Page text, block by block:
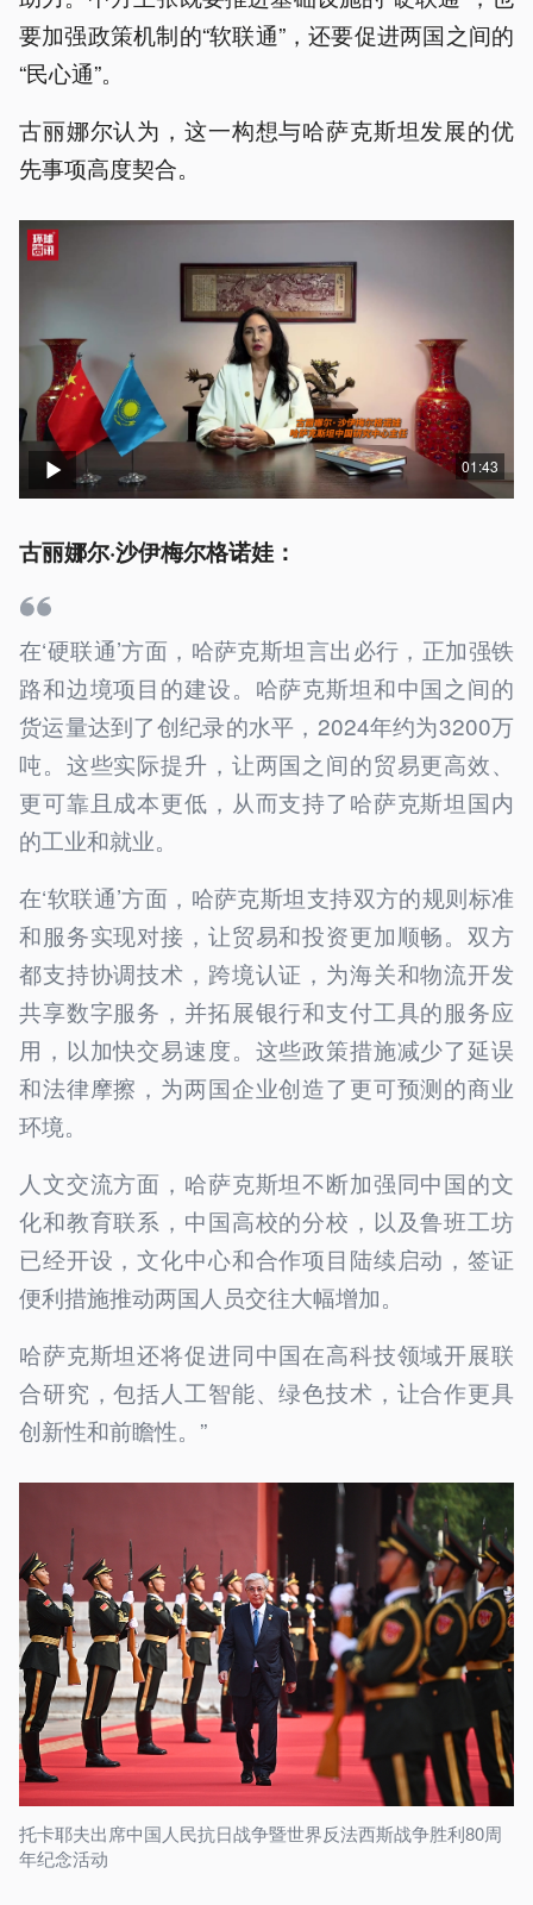
要加强政策机制的“软联通”，还要促进两国之间的
“民心通”。
古丽娜尔认为，这一构想与哈萨克斯坦发展的优
先事项高度契合。
01:43
古丽娜尔·沙伊梅尔格诺娃：
在‘硬联通’方面，哈萨克斯坦言出必行，正加强铁
路和边境项目的建设。哈萨克斯坦和中国之间的
货运量达到了创纪录的水平，2024年约为3200万
吨。这些实际提升，让两国之间的贸易更高效、
更可靠且成本更低，从而支持了哈萨克斯坦国内
的工业和就业。
在‘软联通’方面，哈萨克斯坦支持双方的规则标准
和服务实现对接，让贸易和投资更加顺畅。双方
都支持协调技术，跨境认证，为海关和物流开发
共享数字服务，并拓展银行和支付工具的服务应
用，以加快交易速度。这些政策措施减少了延误
和法律摩擦，为两国企业创造了更可预测的商业
环境。
人文交流方面，哈萨克斯坦不断加强同中国的文
化和教育联系，中国高校的分校，以及鲁班工坊
已经开设，文化中心和合作项目陆续启动，签证
便利措施推动两国人员交往大幅增加。
哈萨克斯坦还将促进同中国在高科技领域开展联
合研究，包括人工智能、绿色技术，让合作更具
创新性和前瞻性。”
托卡耶夫出席中国人民抗日战争暨世界反法西斯战争胜利80周
年纪念活动